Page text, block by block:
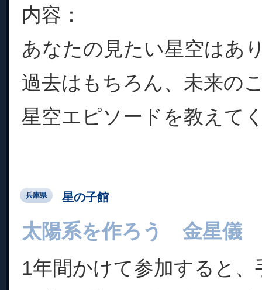
内容：
あなたの見たい星空はあ
過去はもちろん、未来の
星空エピソードを教えて
兵庫県 星の子館
太陽系を作ろう 金星儀
1年間かけて参加すると